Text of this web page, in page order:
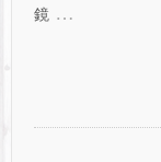
鏡 …